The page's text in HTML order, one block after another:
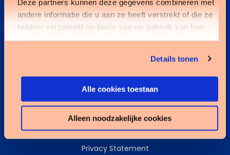
Deze partners kunnen deze gegevens combineren met
andere informatie die u aan ze heeft verstrekt of die ze
hebben verzameld op basis van uw gebruik van hun
services. U gaat akkoord met onze cookies als u onze
Details tonen
Alle cookies toestaan
Alleen noodzakelijke cookies
Kennisbank
Services
Cookies
Privacy Statement